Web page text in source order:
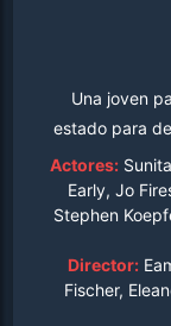
Una joven
estado para
conectarse
dispositivos,
Actores:
Early, Jo
Stephen
Director:
Fischer,